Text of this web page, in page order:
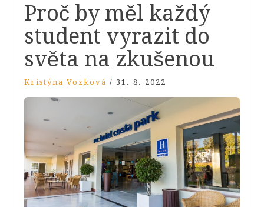
Proč by měl každý
student vyrazit do
světa na zkušenou
Kristýna Vozková / 31. 8. 2022